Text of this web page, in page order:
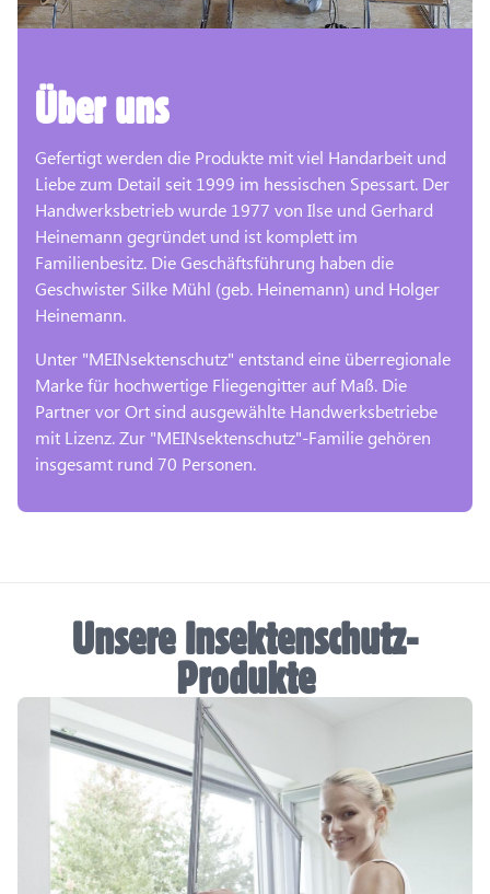
Über uns
Gefertigt werden die Produkte mit viel Handarbeit und
Liebe zum Detail seit 1999 im hessischen Spessart. Der
Handwerksbetrieb wurde 1977 von Ilse und Gerhard
Heinemann gegründet und ist komplett im
Familienbesitz. Die Geschäftsführung haben die
Geschwister Silke Mühl (geb. Heinemann) und Holger
Heinemann.
Unter "MEINsektenschutz" entstand eine überregionale
Marke für hochwertige Fliegengitter auf Maß. Die
Partner vor Ort sind ausgewählte Handwerksbetriebe
mit Lizenz. Zur "MEINsektenschutz"-Familie gehören
insgesamt rund 70 Personen.
Unsere Insektenschutz-
Produkte